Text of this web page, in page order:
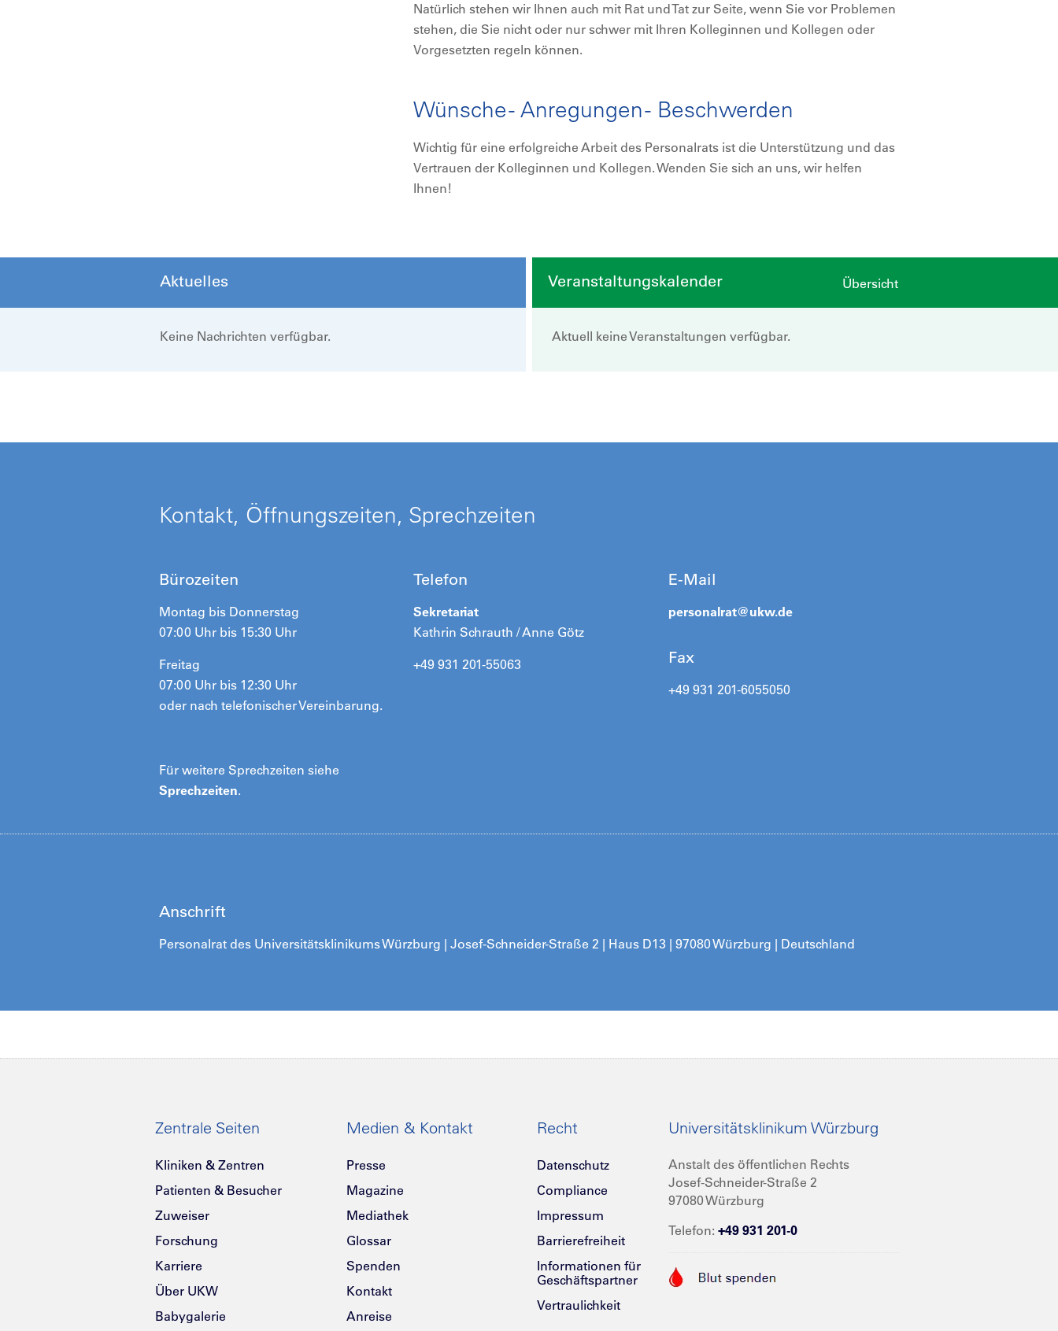
Natürlich stehen wir Ihnen auch mit Rat und Tat zur Seite, wenn Sie vor Problemen
stehen, die Sie nicht oder nur schwer mit Ihren Kolleginnen und Kollegen oder
Vorgesetzten regeln können.
Wünsche - Anregungen - Beschwerden
Wichtig für eine erfolgreiche Arbeit des Personalrats ist die Unterstützung und das
Vertrauen der Kolleginnen und Kollegen. Wenden Sie sich an uns, wir helfen
Ihnen!
Aktuelles
Keine Nachrichten verfügbar.
Veranstaltungskalender Übersicht
Aktuell keine Veranstaltungen verfügbar.
Kontakt, Öffnungszeiten, Sprechzeiten
Bürozeiten
Montag bis Donnerstag
07:00 Uhr bis 15:30 Uhr
Freitag
07:00 Uhr bis 12:30 Uhr
oder nach telefonischer Vereinbarung.
Für weitere Sprechzeiten siehe
Sprechzeiten.
Telefon
Sekretariat
Kathrin Schrauth / Anne Götz
+49 931 201-55063
E-Mail
personalrat@ukw.de
Fax
+49 931 201-6055050
Anschrift
Personalrat des Universitätsklinikums Würzburg | Josef-Schneider-Straße 2 | Haus D13 | 97080 Würzburg | Deutschland
Zentrale Seiten
Kliniken & Zentren
Patienten & Besucher
Zuweiser
Forschung
Karriere
Über UKW
Babygalerie
Medien & Kontakt
Presse
Magazine
Mediathek
Glossar
Spenden
Kontakt
Anreise
Recht
Datenschutz
Compliance
Impressum
Barrierefreiheit
Informationen für
Geschäftspartner
Vertraulichkeit
Universitätsklinikum Würzburg
Anstalt des öffentlichen Rechts
Josef-Schneider-Straße 2
97080 Würzburg
Telefon: +49 931 201-0